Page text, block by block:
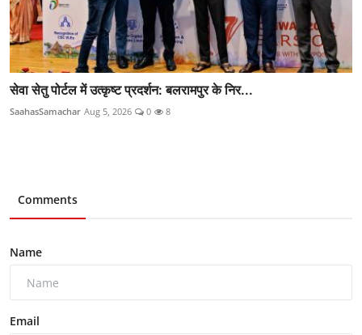
सेवा सेतु पोर्टल में उत्कृष्ट प्रदर्शन: बलरामपुर के निर...
SaahasSamachar Aug 5, 2026 0 8
Comments
Name
Email